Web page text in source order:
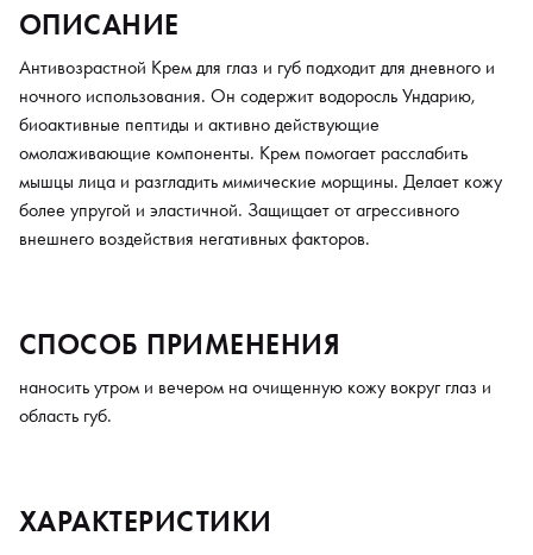
ОПИСАНИЕ
Антивозрастной Крем для глаз и губ подходит для дневного и
ночного использования. Он содержит водоросль Ундарию,
биоактивные пептиды и активно действующие
омолаживающие компоненты. Крем помогает расслабить
мышцы лица и разгладить мимические морщины. Делает кожу
более упругой и эластичной. Защищает от агрессивного
внешнего воздействия негативных факторов.
СПОСОБ ПРИМЕНЕНИЯ
наносить утром и вечером на очищенную кожу вокруг глаз и
область губ.
ХАРАКТЕРИСТИКИ